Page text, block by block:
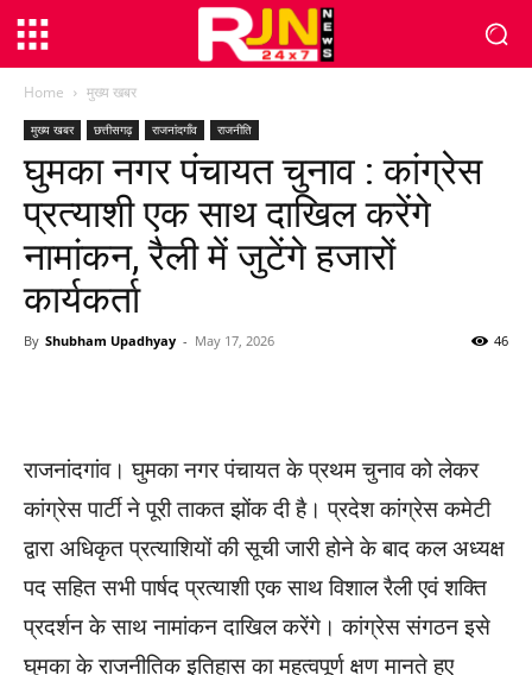
Home मुख्य खबर
मुख्य खबर छत्तीसगढ़ राजनांदगाँव राजनीति
घुमका नगर पंचायत चुनाव : कांग्रेस
प्रत्याशी एक साथ दाखिल करेंगे
नामांकन, रैली में जुटेंगे हजारों
कार्यकर्ता
By Shubham Upadhyay - May 17, 2026 46
राजनांदगांव। घुमका नगर पंचायत के प्रथम चुनाव को लेकर
कांग्रेस पार्टी ने पूरी ताकत झोंक दी है। प्रदेश कांग्रेस कमेटी
द्वारा अधिकृत प्रत्याशियों की सूची जारी होने के बाद कल अध्यक्ष
पद सहित सभी पार्षद प्रत्याशी एक साथ विशाल रैली एवं शक्ति
प्रदर्शन के साथ नामांकन दाखिल करेंगे। कांग्रेस संगठन इसे
घुमका के राजनीतिक इतिहास का महत्वपूर्ण क्षण मानते हुए